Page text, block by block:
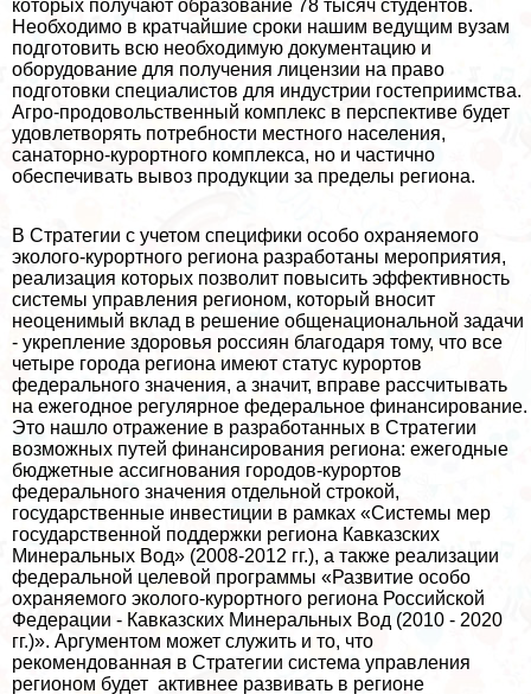
которых получают образование 78 тысяч студентов.
Необходимо в кратчайшие сроки нашим ведущим вузам
подготовить всю необходимую документацию и
оборудование для получения лицензии на право
подготовки специалистов для индустрии гостеприимства.
Агро-продовольственный комплекс в перспективе будет
удовлетворять потребности местного населения,
санаторно-курортного комплекса, но и частично
обеспечивать вывоз продукции за пределы региона.
В Стратегии с учетом специфики особо охраняемого
эколого-курортного региона разработаны мероприятия,
реализация которых позволит повысить эффективность
системы управления регионом, который вносит
неоценимый вклад в решение общенациональной задачи
- укрепление здоровья россиян благодаря тому, что все
четыре города региона имеют статус курортов
федерального значения, а значит, вправе рассчитывать
на ежегодное регулярное федеральное финансирование.
Это нашло отражение в разработанных в Стратегии
возможных путей финансирования региона: ежегодные
бюджетные ассигнования городов-курортов
федерального значения отдельной строкой,
государственные инвестиции в рамках «Системы мер
государственной поддержки региона Кавказских
Минеральных Вод» (2008-2012 гг.), а также реализации
федеральной целевой программы «Развитие особо
охраняемого эколого-курортного региона Российской
Федерации - Кавказских Минеральных Вод (2010 - 2020
гг.)». Аргументом может служить и то, что
рекомендованная в Стратегии система управления
регионом будет активнее развивать в регионе